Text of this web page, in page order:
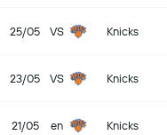
25/05 VS Knicks
23/05 VS Knicks
21/05 en Knicks